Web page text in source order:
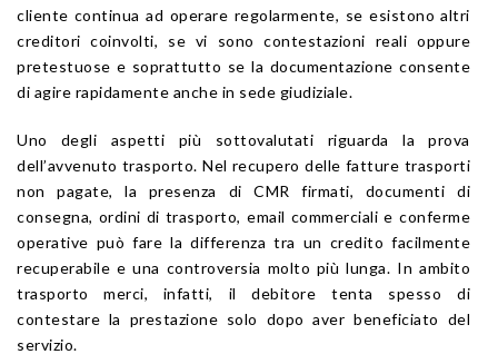
cliente continua ad operare regolarmente, se esistono altri
creditori coinvolti, se vi sono contestazioni reali oppure
pretestuose e soprattutto se la documentazione consente
di agire rapidamente anche in sede giudiziale.
Uno degli aspetti più sottovalutati riguarda la prova
dell’avvenuto trasporto. Nel recupero delle fatture trasporti
non pagate, la presenza di CMR firmati, documenti di
consegna, ordini di trasporto, email commerciali e conferme
operative può fare la differenza tra un credito facilmente
recuperabile e una controversia molto più lunga. In ambito
trasporto merci, infatti, il debitore tenta spesso di
contestare la prestazione solo dopo aver beneficiato del
servizio.